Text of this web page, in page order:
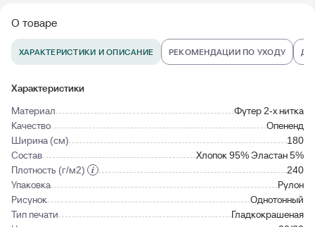
О товаре
ХАРАКТЕРИСТИКИ И ОПИСАНИЕ РЕКОМЕНДАЦИИ ПО УХОДУ
Характеристики
Материал
Футер 2-х нитка
Качество
Опененд
Ширина (см)
180
Состав
Хлопок 95% Эластан 5%
Плотность (г/м2)
240
Упаковка
Рулон
Рисунок
Однотонный
Тип печати
Гладкокрашеная